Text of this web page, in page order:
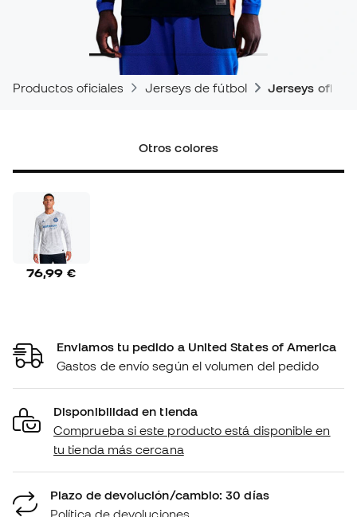
Productos oficiales Jerseys de fútbol Jerseys
Otros colores
76,99 €
Enviamos tu pedido a United States of America
Gastos de envío según el volumen del pedido
Disponibilidad en tienda
Comprueba si este producto está disponible en
tu tienda más cercana
Plazo de devolución/cambio: 30 días
Política de devoluciones